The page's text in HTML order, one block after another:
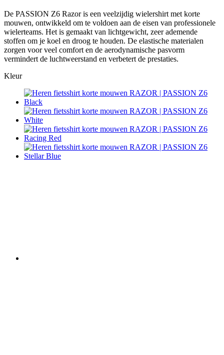
De PASSION Z6 Razor is een veelzijdig wielershirt met korte
mouwen, ontwikkeld om te voldoen aan de eisen van professionele
wielerteams. Het is gemaakt van lichtgewicht, zeer ademende
stoffen om je koel en droog te houden. De elastische materialen
zorgen voor veel comfort en de aerodynamische pasvorm
vermindert de luchtweerstand en verbetert de prestaties.
Kleur